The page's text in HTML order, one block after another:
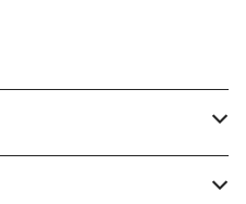
ャツ